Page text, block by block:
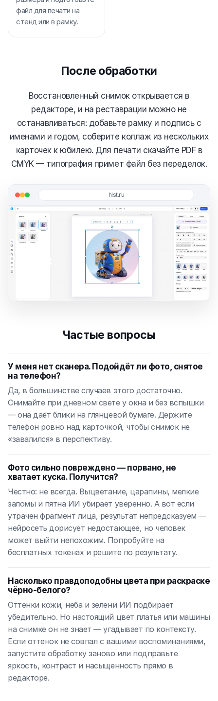
файл для печати на
стенд или в рамку.
После обработки
Восстановленный снимок открывается в
редакторе, и на реставрации можно не
останавливаться: добавьте рамку и подпись с
именами и годом, соберите коллаж из нескольких
карточек к юбилею. Для печати скачайте PDF в
CMYK — типография примет файл без переделок.
hlst.ru
Частые вопросы
У меня нет сканера. Подойдёт ли фото, снятое
на телефон?
Да, в большинстве случаев этого достаточно.
Снимайте при дневном свете у окна и без вспышки
— она даёт блики на глянцевой бумаге. Держите
телефон ровно над карточкой, чтобы снимок не
«завалился» в перспективу.
Фото сильно повреждено — порвано, не
хватает куска. Получится?
Честно: не всегда. Выцветание, царапины, мелкие
заломы и пятна ИИ убирает уверенно. А вот если
утрачен фрагмент лица, результат непредсказуем —
нейросеть дорисует недостающее, но человек
может выйти непохожим. Попробуйте на
бесплатных токенах и решите по результату.
Насколько правдоподобны цвета при раскраске
чёрно-белого?
Оттенки кожи, неба и зелени ИИ подбирает
убедительно. Но настоящий цвет платья или машины
на снимке он не знает — угадывает по контексту.
Если оттенок не совпал с вашими воспоминаниями,
запустите обработку заново или подправьте
яркость, контраст и насыщенность прямо в
редакторе.